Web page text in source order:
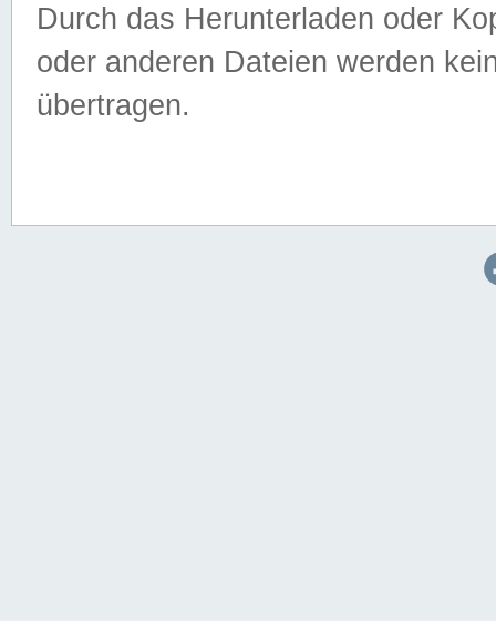
Durch das Herunterladen oder
oder anderen Dateien werden
übertragen.